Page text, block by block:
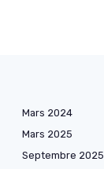
Mars 2024
Mars 2025
Septembre 2025